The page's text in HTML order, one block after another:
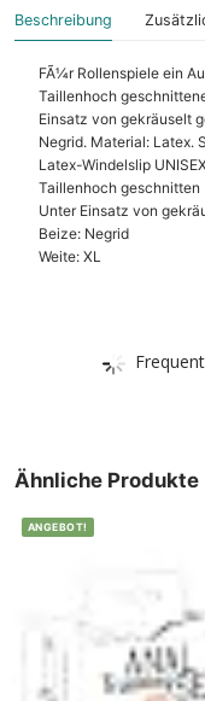
Beschreibung
FÃ¼r Rollenspiele ein
Taillenhoch
Einsatz von gekräuselt
Negrid. Material: Latex.
Latex-Windelslip UNISEX
Taillenhoch geschnitten
Unter Einsatz von
Beize: Negrid
Weite: XL
Ähnliche Produkte
ANGEBOT!